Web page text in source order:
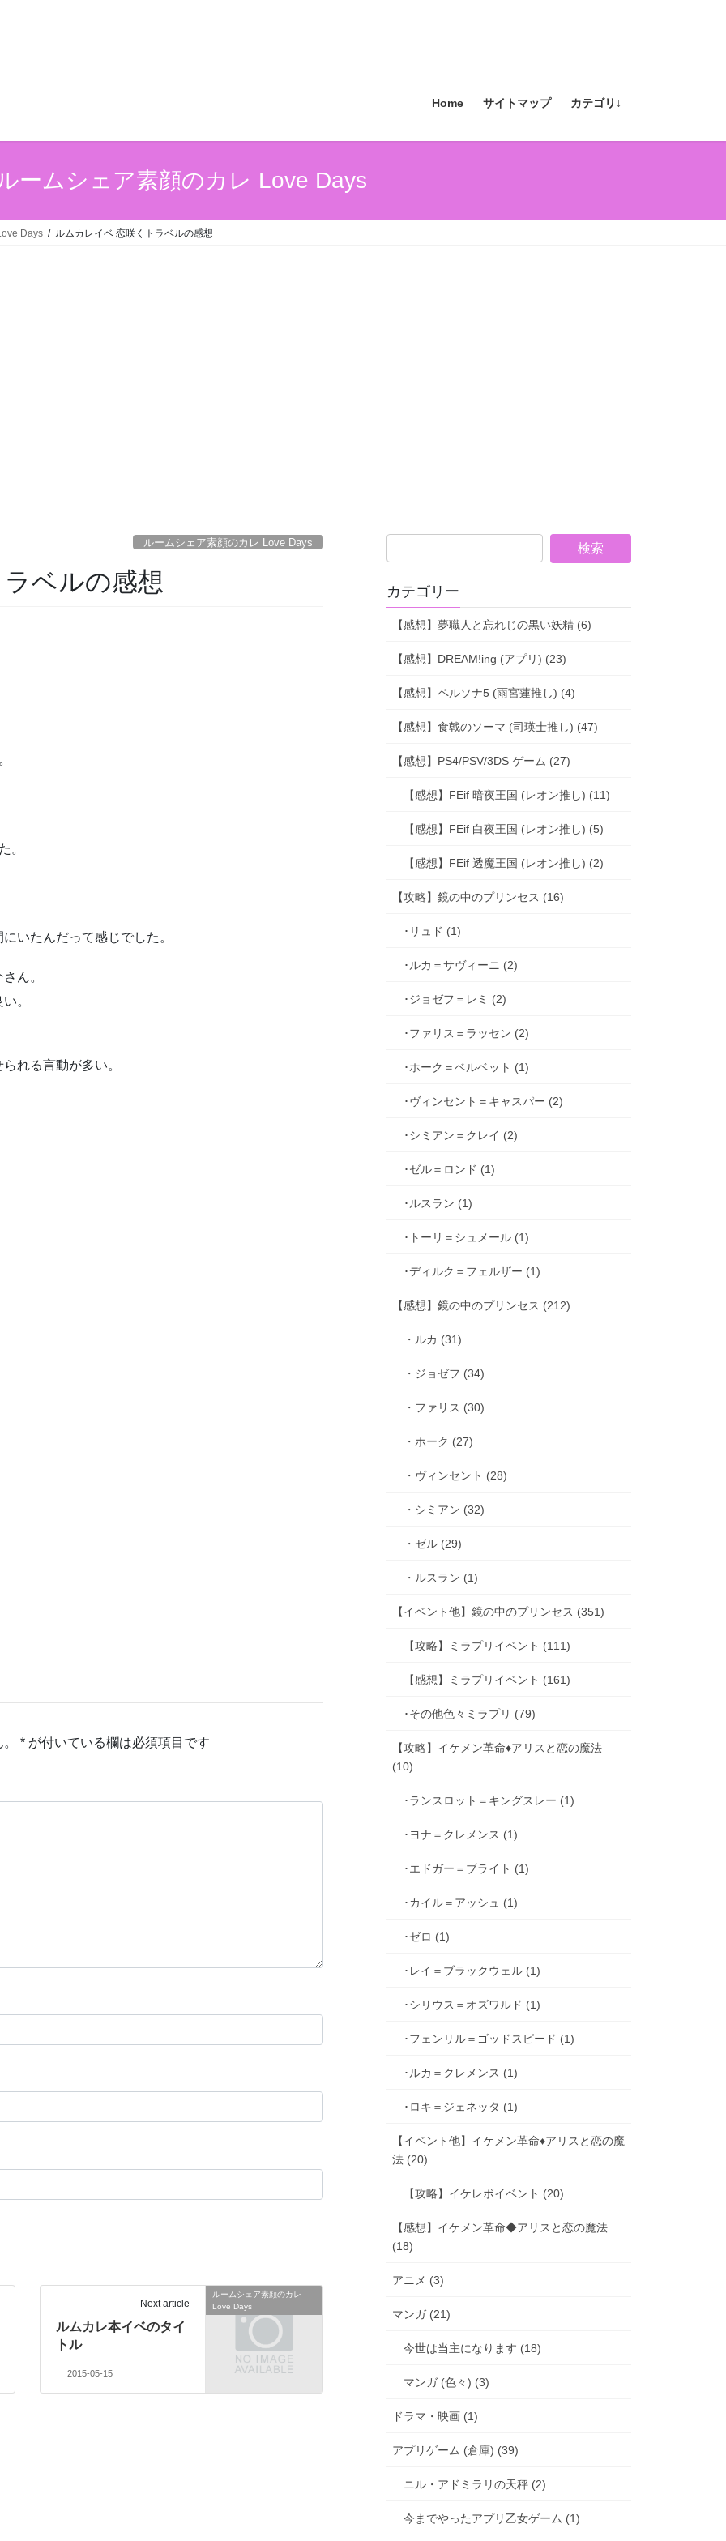
Home サイトマップ カテゴリ↓
ームシェア素顔のカレ Love Days
Days ルムカレイベ 恋咲くトラベルの感想
ルームシェア素顔のカレ Love Days
ベルの感想
。
いたんだって感じでした。
ん。
。
れる言動が多い。
* が付いている欄は必須項目です
ルームシェア素顔のカレ
Love Days
Next article
ルムカレ本イベのタイ
トル
2015-05-15
カテゴリー
【感想】夢職人と忘れじの黒い妖精 (6)
【感想】DREAM!ing (アプリ) (23)
【感想】ペルソナ5 (雨宮蓮推し) (4)
【感想】食戟のソーマ (司瑛士推し) (47)
【感想】PS4/PSV/3DS ゲーム (27)
【感想】FEif 暗夜王国 (レオン推し) (11)
【感想】FEif 白夜王国 (レオン推し) (5)
【感想】FEif 透魔王国 (レオン推し) (2)
【攻略】鏡の中のプリンセス (16)
･リュド (1)
･ルカ＝サヴィーニ (2)
･ジョゼフ＝レミ (2)
･ファリス＝ラッセン (2)
･ホーク＝ベルベット (1)
･ヴィンセント＝キャスパー (2)
･シミアン＝クレイ (2)
･ゼル＝ロンド (1)
･ルスラン (1)
･トーリ＝シュメール (1)
･ディルク＝フェルザー (1)
【感想】鏡の中のプリンセス (212)
・ルカ (31)
・ジョゼフ (34)
・ファリス (30)
・ホーク (27)
・ヴィンセント (28)
・シミアン (32)
・ゼル (29)
・ルスラン (1)
【イベント他】鏡の中のプリンセス (351)
【攻略】ミラプリイベント (111)
【感想】ミラプリイベント (161)
･その他色々ミラプリ (79)
【攻略】イケメン革命♦アリスと恋の魔法
(10)
･ランスロット＝キングスレー (1)
･ヨナ＝クレメンス (1)
･エドガー＝ブライト (1)
･カイル＝アッシュ (1)
･ゼロ (1)
･レイ＝ブラックウェル (1)
･シリウス＝オズワルド (1)
･フェンリル＝ゴッドスピード (1)
･ルカ＝クレメンス (1)
･ロキ＝ジェネッタ (1)
【イベント他】イケメン革命♦アリスと恋の魔
法 (20)
【攻略】イケレボイベント (20)
【感想】イケメン革命◆アリスと恋の魔法
(18)
アニメ (3)
マンガ (21)
今世は当主になります (18)
マンガ (色々) (3)
ドラマ・映画 (1)
アプリゲーム (倉庫) (39)
ニル・アドミラリの天秤 (2)
今までやったアプリ乙女ゲーム (1)